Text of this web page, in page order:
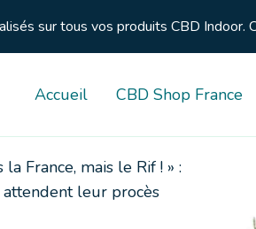
sur tous vos produits CBD Indoor.
Accueil CBD Shop France
la France, mais le Rif ! » :
leur procès